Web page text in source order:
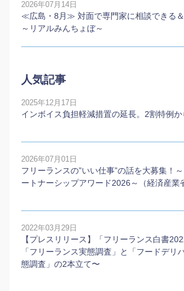
2026年07月14日
≪広島・8月≫ 対面で専門家に相談できる
～リアルみんちょぼ～
人気記事
2025年12月17日
インボイス負担軽減措置の延長。2割特例
2026年07月01日
フリーランスの”いい仕事”の話を大募集！
ートナーシップアワード2026～（経済産業
2022年03月29日
【プレスリリース】「フリーランス白書
「フリーランス実態調査」と「フードデリ
態調査」の2本⽴て〜